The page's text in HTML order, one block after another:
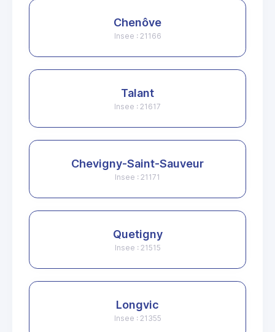
Chenôve
Insee : 21166
Talant
Insee : 21617
Chevigny-Saint-Sauveur
Insee : 21171
Quetigny
Insee : 21515
Longvic
Insee : 21355